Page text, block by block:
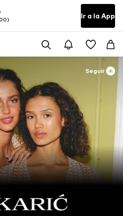
Ir a la App
Seguir